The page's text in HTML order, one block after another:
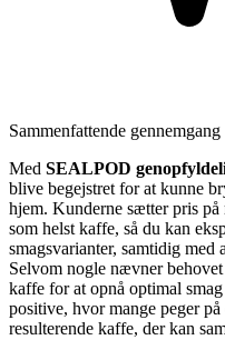
Sammenfattende gennemgang
Med SEALPOD
blive begejstret for at kunne
hjem. Kunderne sætter pris
som helst kaffe, så du kan
smagsvarianter, samtidig med
Selvom nogle nævner
kaffe for at opnå optimal
positive, hvor mange peger
resulterende kaffe, der kan